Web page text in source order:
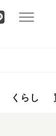
くらし